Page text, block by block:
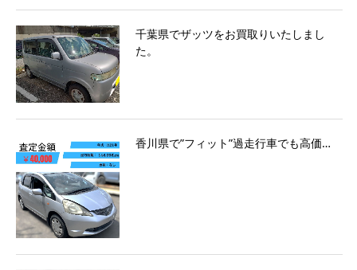
千葉県でザッツをお買取りいたしまし
た。
香川県で”フィット”過走行車でも高価…